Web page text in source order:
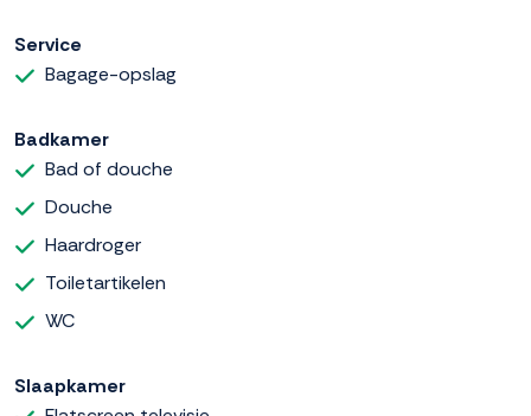
Service
Bagage-opslag
Badkamer
Bad of douche
Douche
Haardroger
Toiletartikelen
WC
Slaapkamer